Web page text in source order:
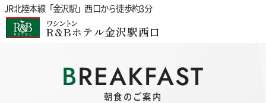
JR北陸本線「金沢駅」西口から徒歩約3分
ワシントン
R&Bホテル金沢駅西口
BREAKFAST
朝食のご案内